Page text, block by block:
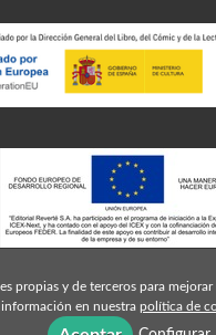
propias y de terceros para
información en nuestra política de